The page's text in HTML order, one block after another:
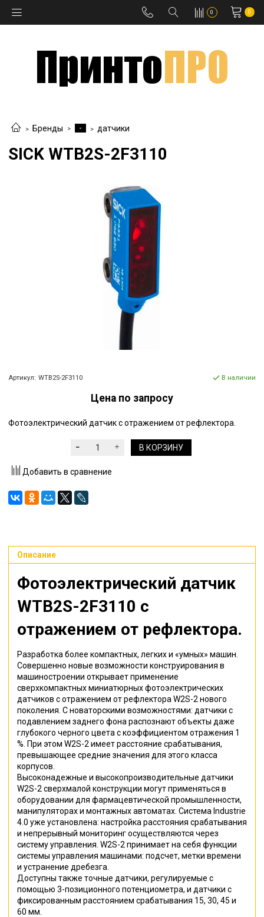
0 0
Бренды - датчики
SICK WTB2S-2F3110
Артикул: WTB2S-2F3110 В наличии
Цена по запросу
Фотоэлектрический датчик с отражением от рефлектора.
В КОРЗИНУ
Добавить в сравнение
Описание
Фотоэлектрический датчик
WTB2S-2F3110 с
отражением от рефлектора.
Разработка более компактных, легких и «умных» машин.
Совершенно новые возможности конструирования в
машиностроении открывает применение
сверхкомпактных миниатюрных фотоэлектрических
датчиков с отражением от рефлектора W2S-2 нового
поколения. С новаторскими возможностями: датчики с
подавлением заднего фона распознают объекты даже
глубокого черного цвета с коэффициентом отражения 1
%. При этом W2S-2 имеет расстояние срабатывания,
превышающее средние значения для этого класса
корпусов.
Высоконадежные и высокопроизводительные датчики
W2S-2 сверхмалой конструкции могут применяться в
оборудовании для фармацевтической промышленности,
манипуляторах и монтажных автоматах. Система Industrie
4.0 уже установлена: настройка расстояния срабатывания
и непрерывный мониторинг осуществляются через
систему управления. W2S-2 принимает на себя функции
системы управления машинами: подсчет, метки времени
и устранение дребезга.
Доступны также точные датчики, регулируемые с
помощью 3-позиционного потенциометра, и датчики с
фиксированным расстоянием срабатывания 15, 30, 45 и
60 мм.